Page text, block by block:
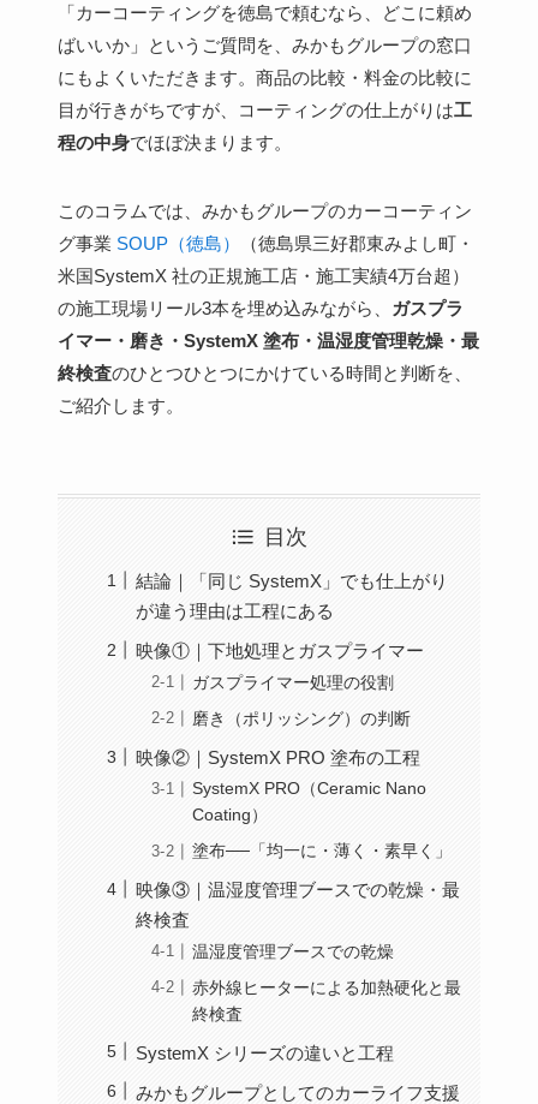
「カーコーティングを徳島で頼むなら、どこに頼め
ばいいか」というご質問を、みかもグループの窓口
にもよくいただきます。商品の比較・料金の比較に
目が行きがちですが、コーティングの仕上がりは工
程の中身でほぼ決まります。
このコラムでは、みかもグループのカーコーティン
グ事業 SOUP（徳島）
（徳島県三好郡東みよし町・
米国SystemX 社の正規施工店・施工実績4万台超）
の施工現場リール3本を埋め込みながら、
ガスプラ
イマー・磨き・SystemX 塗布・温湿度管理乾燥・最
終検査のひとつひとつにかけている時間と判断を、
ご紹介します。
目次
結論｜「同じ SystemX」でも仕上がり
が違う理由は工程にある
映像①｜下地処理とガスプライマー
ガスプライマー処理の役割
磨き（ポリッシング）の判断
映像②｜SystemX PRO 塗布の工程
SystemX PRO（Ceramic Nano
Coating）
塗布──「均一に・薄く・素早く」
映像③｜温湿度管理ブースでの乾燥・最
終検査
温湿度管理ブースでの乾燥
赤外線ヒーターによる加熱硬化と最
終検査
SystemX シリーズの違いと工程
みかもグループとしてのカーライフ支援